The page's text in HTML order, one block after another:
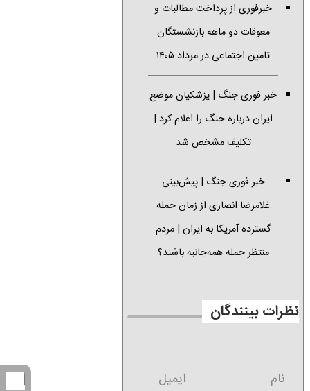
خبرفوری از پرداخت مطالبات و
معوقات دو ماهه بازنشستگان
تامین اجتماعی در مرداد ۱۴۰۵
خبر فوری جنگ | پزشکیان موضع
ایران درباره جنگ را اعلام کرد |
تکلیف مشخص شد
خبر فوری جنگ | پیش‌بینی
غلامرضا انصاری از زمان حمله
گسترده آمریکا به ایران | مردم
منتظر حمله همه‌جانبه باشند؟
نظرات بینندگان
نام ایمیل